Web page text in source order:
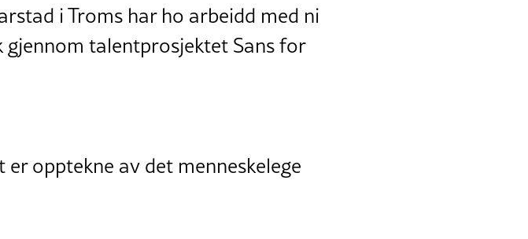
i Troms har ho arbeidd med ni
talentprosjektet Sans for
opptekne av det menneskelege